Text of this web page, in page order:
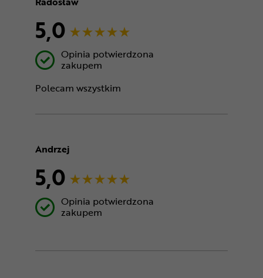
5,0
Opinia potwierdzona
zakupem
Polecam wszystkim
Andrzej
5,0
Opinia potwierdzona
zakupem